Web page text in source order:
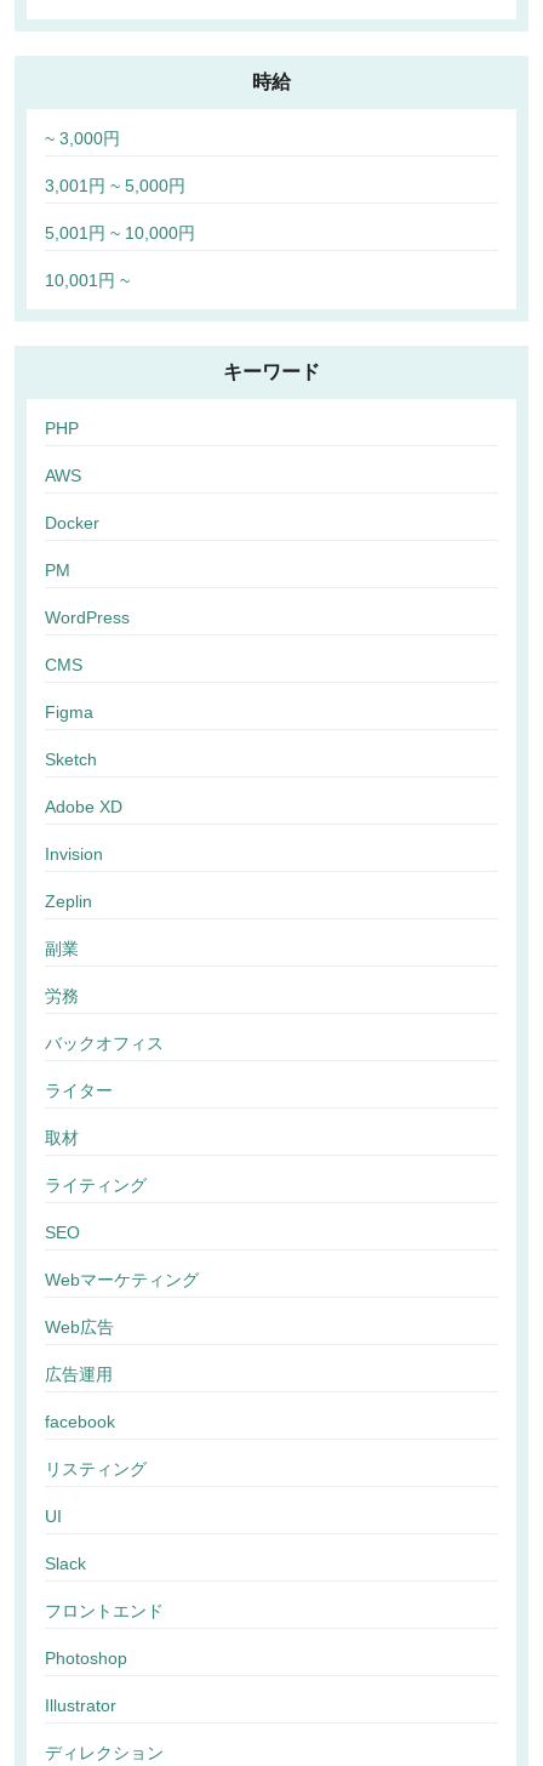
時給
~ 3,000円
3,001円 ~ 5,000円
5,001円 ~ 10,000円
10,001円 ~
キーワード
PHP
AWS
Docker
PM
WordPress
CMS
Figma
Sketch
Adobe XD
Invision
Zeplin
副業
労務
バックオフィス
ライター
取材
ライティング
SEO
Webマーケティング
Web広告
広告運用
facebook
リスティング
UI
Slack
フロントエンド
Photoshop
Illustrator
ディレクション